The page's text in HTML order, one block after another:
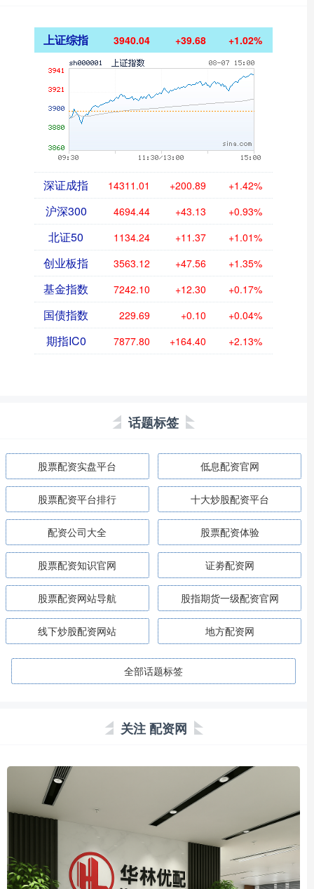
上证综指 3940.04 +39.68 +1.02%
深证成指 14311.01 +200.89 +1.42%
沪深300 4694.44 +43.13 +0.93%
北证50 1134.24 +11.37 +1.01%
创业板指 3563.12 +47.56 +1.35%
基金指数 7242.10 +12.30 +0.17%
国债指数 229.69 +0.10 +0.04%
期指IC0 7877.80 +164.40 +2.13%
话题标签
股票配资实盘平台 低息配资官网
股票配资平台排行 十大炒股配资平台
配资公司大全 股票配资体验
股票配资知识官网 证劵配资网
股票配资网站导航 股指期货一级配资官网
线下炒股配资网站 地方配资网
全部话题标签
关注 配资网